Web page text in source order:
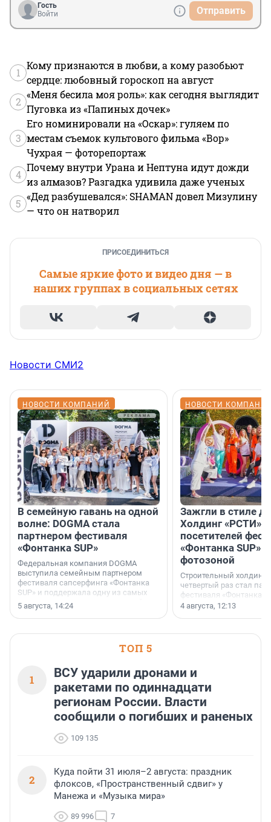
Гость
Войти
Отправить
1
Кому признаются в любви, а кому разобьют
сердце: любовный гороскоп на август
2
«Меня бесила моя роль»: как сегодня выглядит
Пуговка из «Папиных дочек»
3
Его номинировали на «Оскар»: гуляем по
местам съемок культового фильма «Вор»
Чухрая — фоторепортаж
4
Почему внутри Урана и Нептуна идут дожди
из алмазов? Разгадка удивила даже ученых
5
«Дед разбушевался»: SHAMAN довел Мизулину
— что он натворил
ПРИСОЕДИНИТЬСЯ
Самые яркие фото и видео дня — в
наших группах в социальных сетях
Новости СМИ2
НОВОСТИ КОМПАНИЙ
В семейную гавань на одной
волне: DOGMA стала
партнером фестиваля
«Фонтанка SUP»
Федеральная компания DOGMA
выступила семейным партнером
фестиваля сапсерфинга «Фонтанка
SUP» и поддержала одну из самых
ярких и романтичных номинаций —
«SUP-свадьба».
5 августа, 14:24
НОВОСТИ
Зажгли в стиле
Холдинг «РСТИ»
посетителей
«Фонтанка SUP»
фотозоной
Строительный холдинг
четвертый раз стал
фестиваля «Фонтанка
раз компания
посетителям
4 августа, 12:13
ТОП 5
1
ВСУ ударили дронами и
ракетами по одиннадцати
регионам России. Власти
сообщили о погибших и раненых
109 135
2
Куда пойти 31 июля–2 августа: праздник
флоксов, «Пространственный сдвиг» у
Манежа и «Музыка мира»
89 996 7